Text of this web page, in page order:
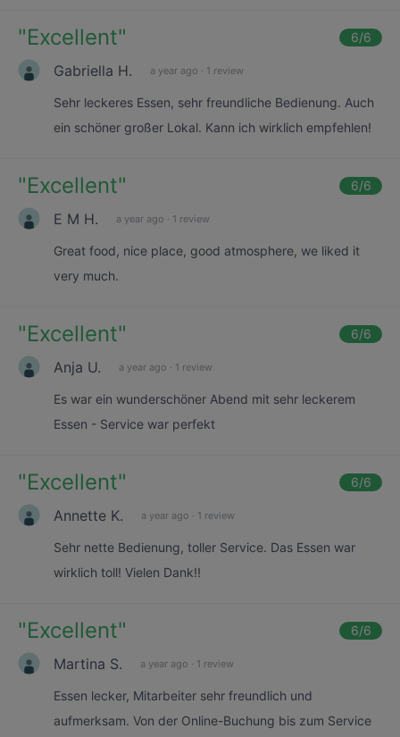
"Excellent" 6/6
Gabriella H. a year ago · 1 review
Sehr leckeres Essen, sehr freundliche Bedienung. Auch
ein schöner großer Lokal. Kann ich wirklich empfehlen!
"Excellent" 6/6
E M H. a year ago · 1 review
Great food, nice place, good atmosphere, we liked it
very much.
"Excellent" 6/6
Anja U. a year ago · 1 review
Es war ein wunderschöner Abend mit sehr leckerem
Essen - Service war perfekt
"Excellent" 6/6
Annette K. a year ago · 1 review
Sehr nette Bedienung, toller Service. Das Essen war
wirklich toll! Vielen Dank!!
"Excellent" 6/6
Martina S. a year ago · 1 review
Essen lecker, Mitarbeiter sehr freundlich und
aufmerksam. Von der Online-Buchung bis zum Service